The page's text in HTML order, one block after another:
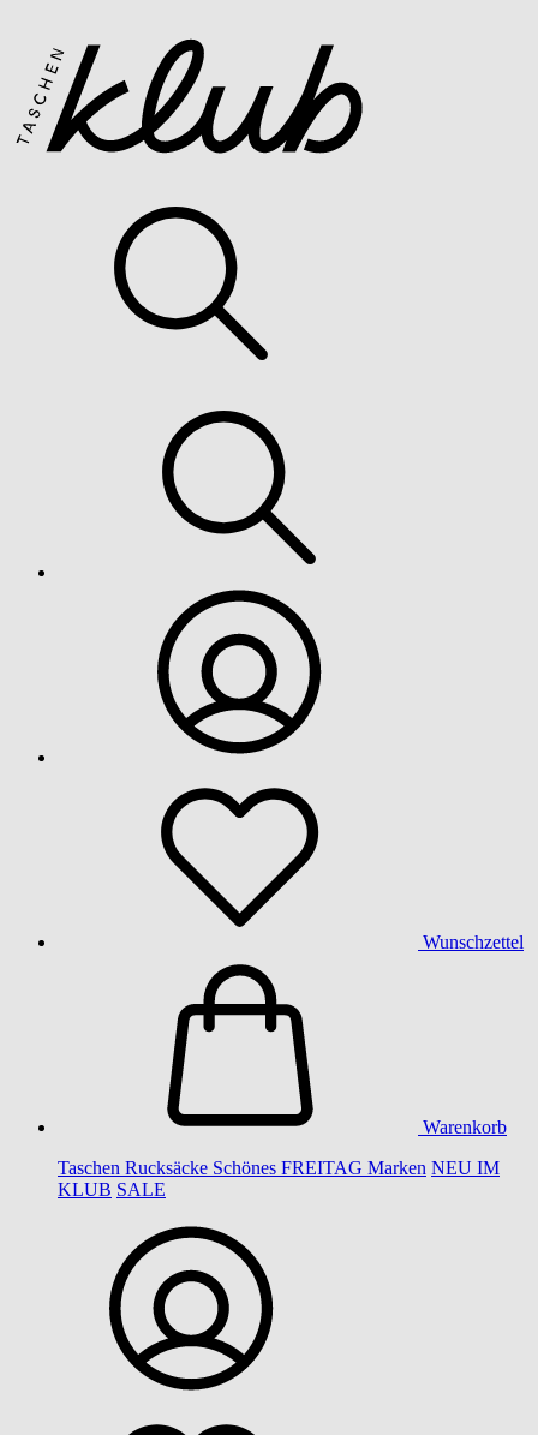
Wunschzettel
Warenkorb
Taschen Rucksäcke Schönes FREITAG Marken NEU IM
KLUB SALE